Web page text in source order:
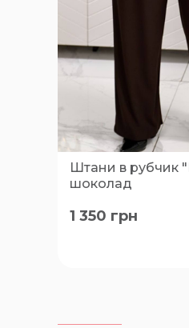
Штани в рубчик
шоколад
62-64, 64-66, 68-
1 350 грн